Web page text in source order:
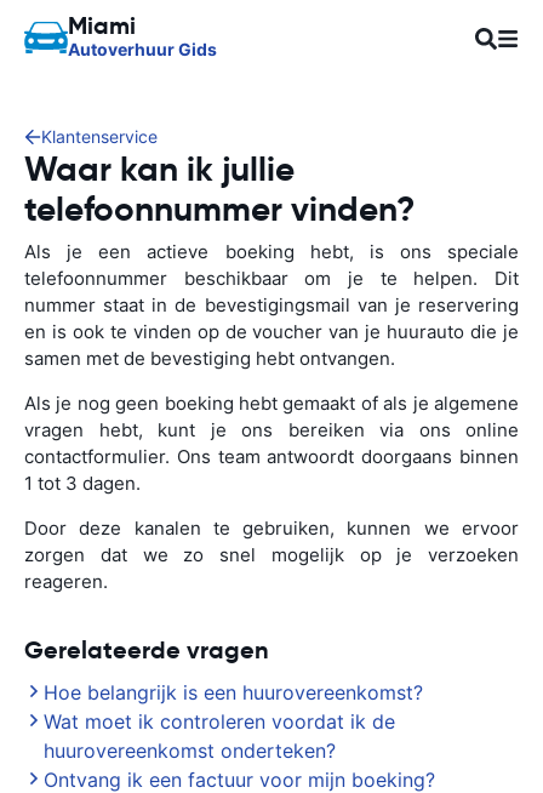
Miami
Autoverhuur Gids
Klantenservice
Waar kan ik jullie
telefoonnummer vinden?
Als je een actieve boeking hebt, is ons speciale
telefoonnummer beschikbaar om je te helpen. Dit
nummer staat in de bevestigingsmail van je reservering
en is ook te vinden op de voucher van je huurauto die je
samen met de bevestiging hebt ontvangen.
Als je nog geen boeking hebt gemaakt of als je algemene
vragen hebt, kunt je ons bereiken via ons online
contactformulier. Ons team antwoordt doorgaans binnen
1 tot 3 dagen.
Door deze kanalen te gebruiken, kunnen we ervoor
zorgen dat we zo snel mogelijk op je verzoeken
reageren.
Gerelateerde vragen
Hoe belangrijk is een huurovereenkomst?
Wat moet ik controleren voordat ik de
huurovereenkomst onderteken?
Ontvang ik een factuur voor mijn boeking?